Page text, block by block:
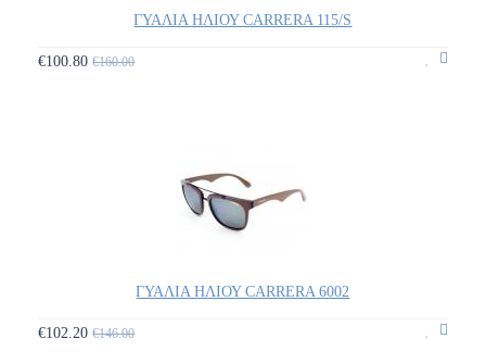
ΓΥΑΛΙΑ ΗΛΙΟΥ CARRERA 115/S
€100.80€160.00
ΓΥΑΛΙΑ ΗΛΙΟΥ CARRERA 6002
€102.20€146.00